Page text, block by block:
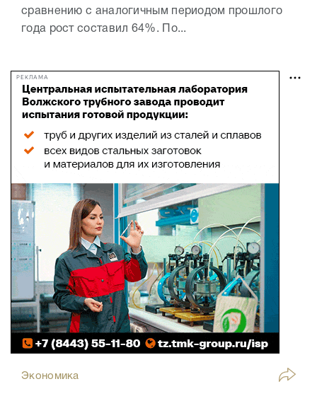
сравнению с аналогичным периодом прошлого
года рост составил 64%. По...
РЕКЛАМА
Экономика